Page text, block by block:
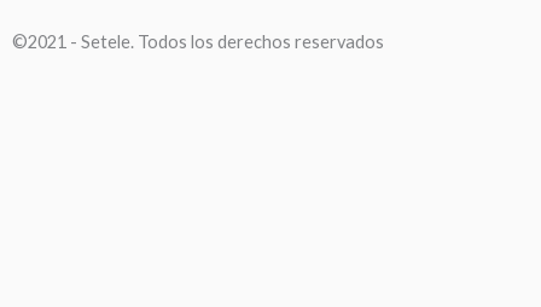
©2021 - Setele. Todos los derechos reservados